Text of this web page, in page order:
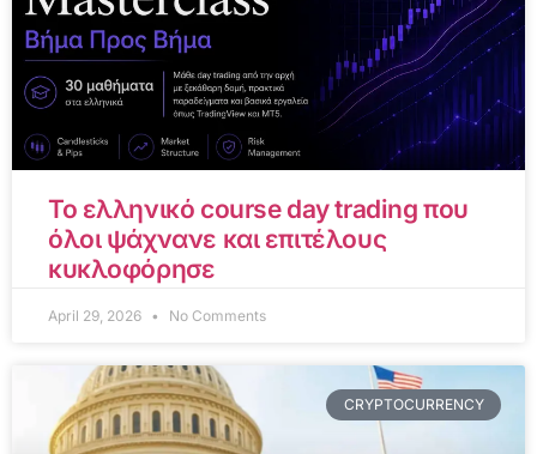
Το ελληνικό course day trading που
όλοι ψάχνανε και επιτέλους
κυκλοφόρησε
April 29, 2026 No Comments
CRYPTOCURRENCY